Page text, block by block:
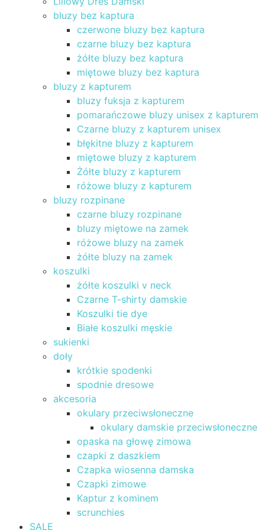
bluzy bez kaptura
czerwone bluzy bez kaptura
czarne bluzy bez kaptura
żółte bluzy bez kaptura
miętowe bluzy bez kaptura
bluzy z kapturem
bluzy fuksja z kapturem
pomarańczowe bluzy unisex z kapturem
Czarne bluzy z kapturem unisex
błękitne bluzy z kapturem
miętowe bluzy z kapturem
Żółte bluzy z kapturem
różowe bluzy z kapturem
bluzy rozpinane
czarne bluzy rozpinane
bluzy miętowe na zamek
różowe bluzy na zamek
żółte bluzy na zamek
koszulki
żółte koszulki v neck
Czarne T-shirty damskie
Koszulki tie dye
Białe koszulki męskie
sukienki
doły
krótkie spodenki
spodnie dresowe
akcesoria
okulary przeciwsłoneczne
okulary damskie przeciwsłoneczne
opaska na głowę zimowa
czapki z daszkiem
Czapka wiosenna damska
Czapki zimowe
Kaptur z kominem
scrunchies
SALE